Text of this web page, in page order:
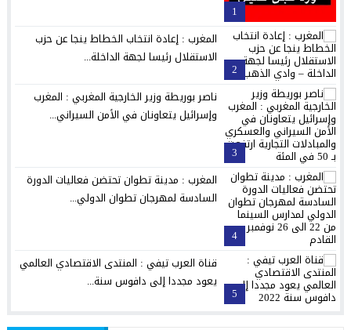
1
2
المغرب : إعادة انتخاب الخطاط ينجا عن حزب
الاستقلال رئيسا لجهة الداخلة...
3
ناصر بوريطة وزير الخارجية المغربي : المغرب
وإسرائيل يتعاونان في الأمن السيراني...
4
المغرب : مدينة تطوان تحتضن فعاليات الدورة
السادسة لمهرجان تطوان الدولي...
5
قناة العرب تيفي : المنتدى الاقتصادي العالمي
يعود مجددا إلى دافوس سنة...